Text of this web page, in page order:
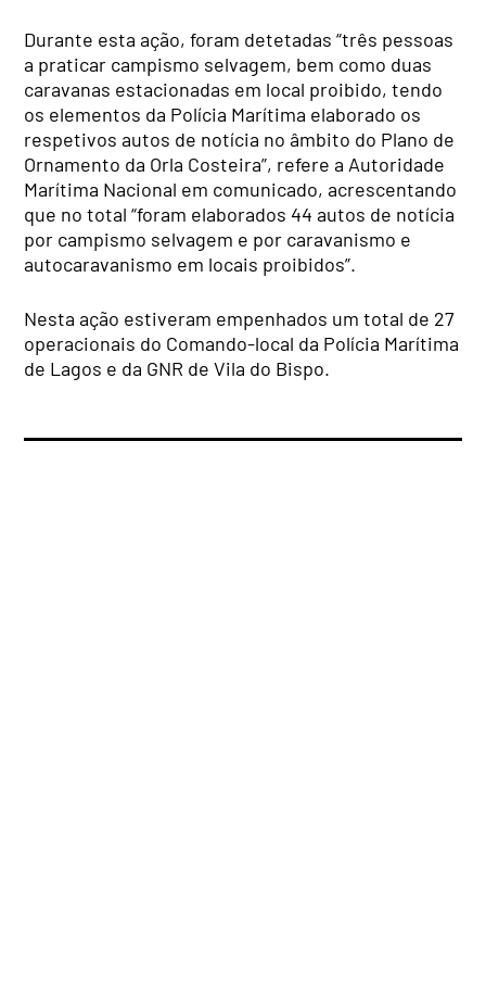
Durante esta ação, foram detetadas “três pessoas
a praticar campismo selvagem, bem como duas
caravanas estacionadas em local proibido, tendo
os elementos da Polícia Marítima elaborado os
respetivos autos de notícia no âmbito do Plano de
Ornamento da Orla Costeira”, refere a Autoridade
Marítima Nacional em comunicado, acrescentando
que no total “foram elaborados 44 autos de notícia
por campismo selvagem e por caravanismo e
autocaravanismo em locais proibidos”.
Nesta ação estiveram empenhados um total de 27
operacionais do Comando-local da Polícia Marítima
de Lagos e da GNR de Vila do Bispo.